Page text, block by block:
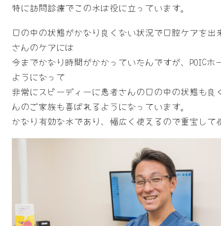
特に訪問診療でこの水は役に立っています。
口の中の状態がかなり良くない状況で口腔ケアを出
さんのケアには
今までかなり時間がかかっていたんですが、POICホ
ようになって
非常にスピーディーに患者さんの口の中の状態も良
んのご家族も喜ばれるようになっています。
かなり有効な水であり、幅広く使えるので重宝して